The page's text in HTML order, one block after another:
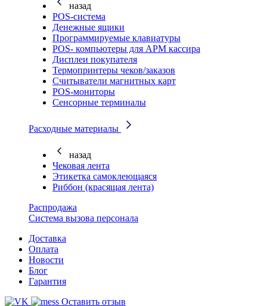
назад
POS-система
Денежные ящики
Программируемые клавиатуры
POS- компьютеры для АРМ кассира
Дисплеи покупателя
Термопринтеры чеков/заказов
Считыватели магнитных карт
POS-мониторы
Сенсорные терминалы
Расходные материалы
назад
Чековая лента
Этикетка самоклеющаяся
Риббон (красящая лента)
Распродажа
Система вызова персонала
Доставка
Оплата
Новости
Блог
Гарантия
Оставить отзыв